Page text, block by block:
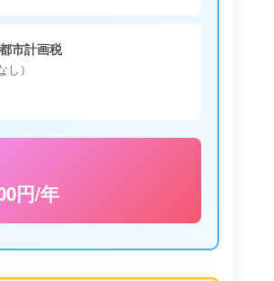
市計画税
し）
円/年